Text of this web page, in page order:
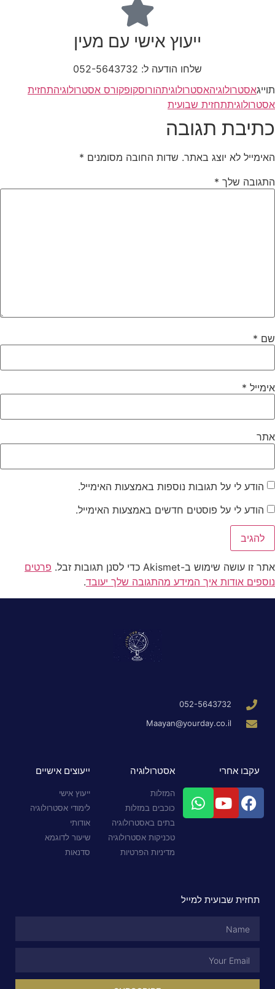
ייעוץ אישי עם מעין
שלחו הודעה ל: 052-5643732
תוייגאסטרולוגיהאסטרולוגיתהורוסקופקורס אסטרולוגיהתחזית
אסטרולוגיתתחזית שבועית
כתיבת תגובה
האימייל לא יוצג באתר. שדות החובה מסומנים *
התגובה שלך *
שם *
אימייל *
אתר
הודע לי על תגובות נוספות באמצעות האימייל.
הודע לי על פוסטים חדשים באמצעות האימייל.
אתר זו עושה שימוש ב-Akismet כדי לסנן תגובות זבל.
פרטים
נוספים אודות איך המידע מהתגובה שלך יעובד.
052-5643732
Maayan@yourday.co.il
עקבו אחרי אסטרולוגיה
המזלות
כוכבים במזלות
בתים באסטרולוגיה
טכניקות אסטרולוגיה
מדיניות הפרטיות
ייעוצים אישיים
ייעוץ אישי
לימודי אסטרולוגיה
אודותי
שיעור לדוגמא
סדנאות
תחזית שבועית למייל